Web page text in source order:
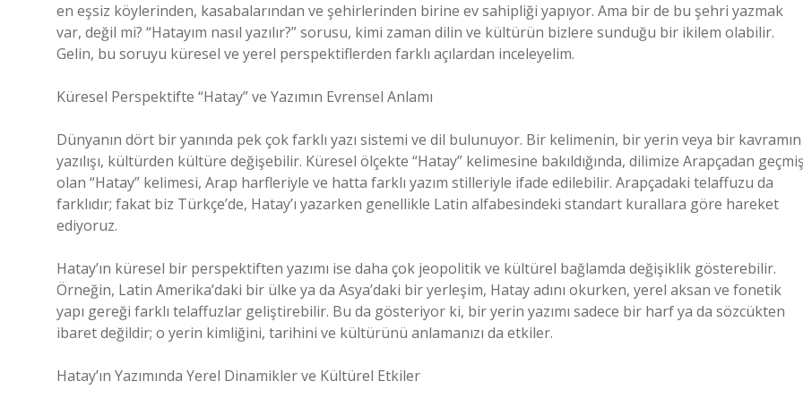
en eşsiz köylerinden, kasabalarından ve şehirlerinden birine ev sahipliği yapıyor. Ama bir de bu şehri yazmak
var, değil mi? “Hatayım nasıl yazılır?” sorusu, kimi zaman dilin ve kültürün bizlere sunduğu bir ikilem olabilir.
Gelin, bu soruyu küresel ve yerel perspektiflerden farklı açılardan inceleyelim.
Küresel Perspektifte “Hatay” ve Yazımın Evrensel Anlamı
Dünyanın dört bir yanında pek çok farklı yazı sistemi ve dil bulunuyor. Bir kelimenin, bir yerin veya bir kavramın
yazılışı, kültürden kültüre değişebilir. Küresel ölçekte “Hatay” kelimesine bakıldığında, dilimize Arapçadan
olan “Hatay” kelimesi, Arap harfleriyle ve hatta farklı yazım stilleriyle ifade edilebilir. Arapçadaki telaffuzu da
farklıdır; fakat biz Türkçe’de, Hatay’ı yazarken genellikle Latin alfabesindeki standart kurallara göre hareket
ediyoruz.
Hatay’ın küresel bir perspektiften yazımı ise daha çok jeopolitik ve kültürel bağlamda değişiklik gösterebilir.
Örneğin, Latin Amerika’daki bir ülke ya da Asya’daki bir yerleşim, Hatay adını okurken, yerel aksan ve fonetik
yapı gereği farklı telaffuzlar geliştirebilir. Bu da gösteriyor ki, bir yerin yazımı sadece bir harf ya da sözcükten
ibaret değildir; o yerin kimliğini, tarihini ve kültürünü anlamanızı da etkiler.
Hatay’ın Yazımında Yerel Dinamikler ve Kültürel Etkiler